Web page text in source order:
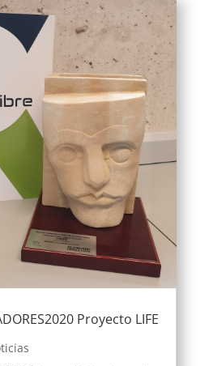
Proyecto LIFE